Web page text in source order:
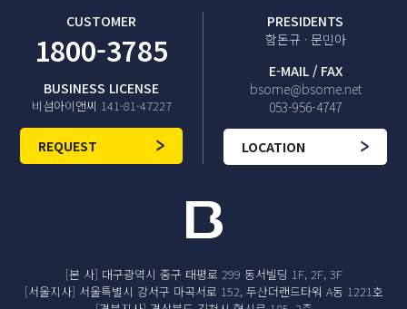
CUSTOMER
1800-3785
BUSINESS LICENSE
비섬아이앤씨 141-81-47227
REQUEST
PRESIDENTS
함돈규 · 문민아
E-MAIL / FAX
bsome@bsome.net
053-956-4747
LOCATION
[본 사] 대구광역시 중구 태평로 299 동서빌딩 1F, 2F, 3F
[서울지사] 서울특별시 강서구 마곡서로 152, 두산더랜드타워 A동 1221호